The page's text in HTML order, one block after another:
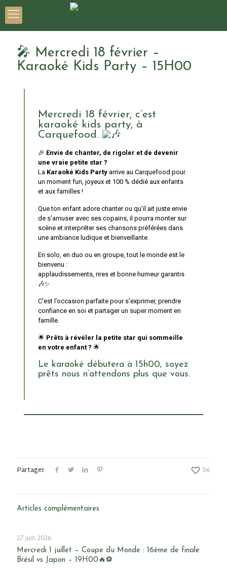
🎤 Mercredi 18 février –
Karaoké Kids Party – 15H00
Mercredi 18 février, c’est
karaoké kids party, à
Carquefood.
🎉 Envie de chanter, de rigoler et de devenir
une vraie petite star ?
La Karaoké Kids Partyarrive au Carquefood pour
un moment fun, joyeux et 100 % dédié aux enfants
et aux familles !
Que ton enfant adore chanter ou qu’il ait juste envie
de s’amuser avec ses copains, il pourra monter sur
scène et interpréter ses chansons préférées dans
une ambiance ludique et bienveillante.
En solo, en duo ou en groupe, tout le monde est le
bienvenu :
applaudissements, rires et bonne humeur garantis
🎶✨
C’est l’occasion parfaite pour s’exprimer, prendre
confiance en soi et partager un super moment en
famille.
🌟 Prêts à révéler la petite star qui sommeille
en votre enfant ? 🌟
Le karaoké débutera à 15h00, soyez
prêts nous n’attendons plus que vous.
Partager 56
Articles complémentaires
27 juin 2026
Mercredi 1 juillet – Coupe du Monde : 16ème de finale
Brésil vs Japon – 19H00🔥⚽